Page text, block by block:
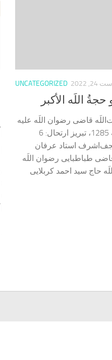
UNCATEGORIZED 2022
اللَه الأکبر
قاضی رضوان اللَه علیه
ولادت: 13 ذی‌حجه 1285، تبریز ارتحال: 6
1366، نجف‌اشرف استاد عرفان
طباطبایی رضوان اللَه
حاج سید احمد کربلایی